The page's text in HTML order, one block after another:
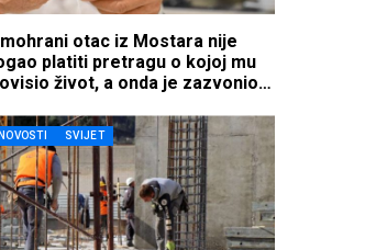
otac iz Mostara nije
platiti pretragu o kojoj mu
život, a onda je zazvonio
NOVOSTI SVIJET